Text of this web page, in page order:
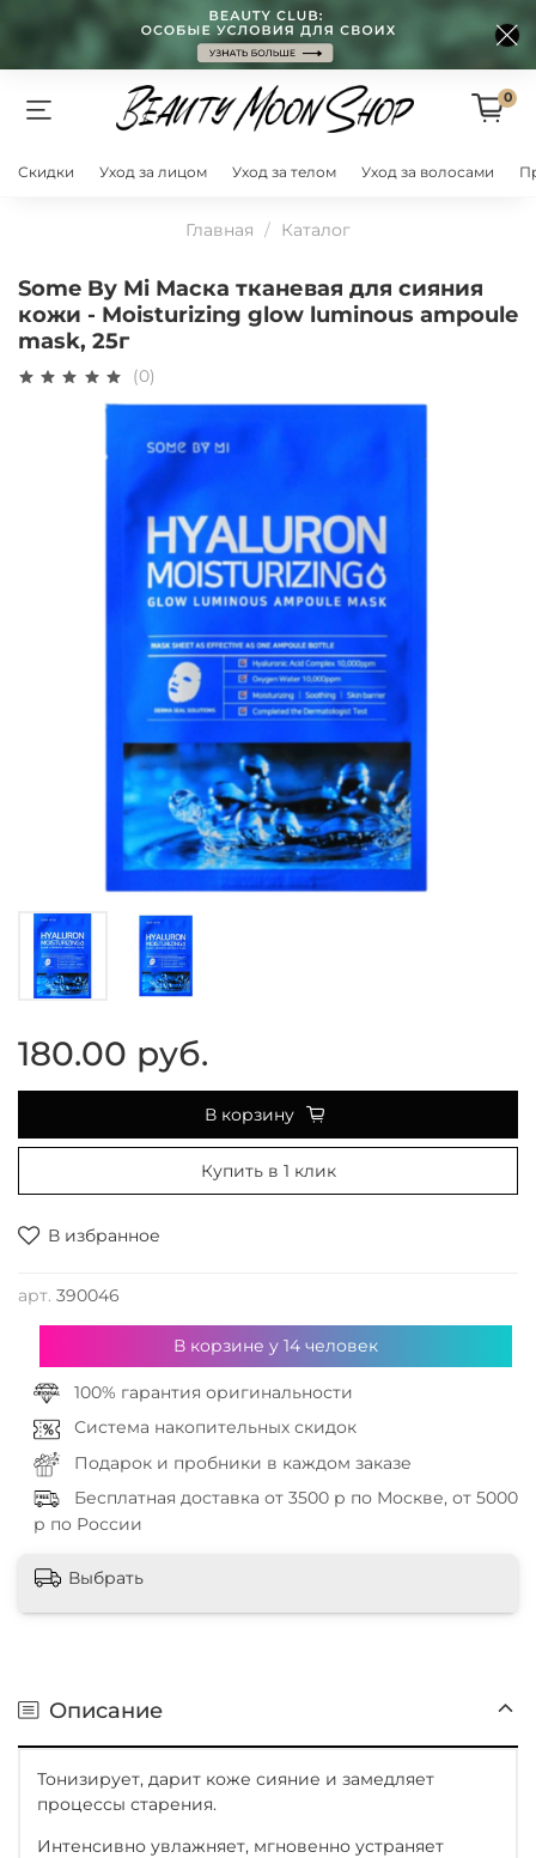
0
Скидки Уход за лицом Уход за телом Уход за волосами
Главная Каталог
Some By Mi Маска тканевая для сияния
кожи - Moisturizing glow luminous ampoule
mask, 25г
(0)
В избранное
арт. 390046
180.00 руб.
В корзину
Купить в 1 клик
В корзине у 14человек
100% гарантия оригинальности
Система накопительных скидок
Подарок и пробники в каждом заказе
Бесплатная доставка от 3500 р по Москве, от 5000
р по России
Выбрать
Описание
Тонизирует, дарит коже сияние и замедляет
процессы старения.
Интенсивно увлажняет, мгновенно устраняет